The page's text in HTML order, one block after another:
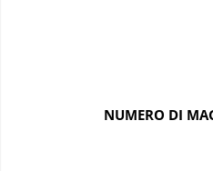
NUMERO DI